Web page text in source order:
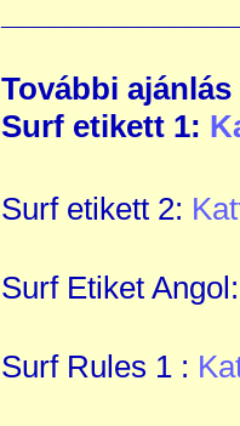
További ajánlás
Surf etikett 1:
Surf etikett 2:
Surf Etiket
Surf Rules 1 :